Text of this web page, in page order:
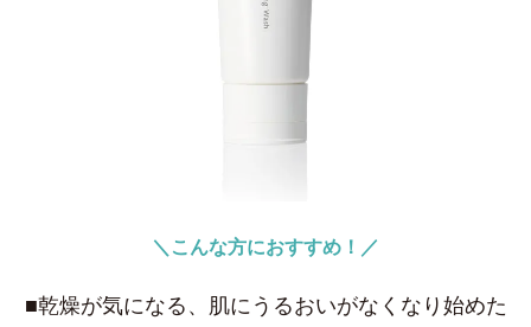
＼こんな方におすすめ！／
■乾燥が気になる、肌にうるおいがなくなり始めた